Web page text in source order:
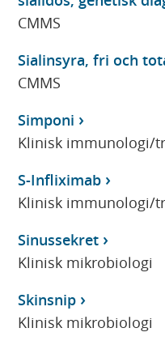
CMMS
Sialinsyra, fri och
CMMS
Simponi
Klinisk immunologi/
S-Infliximab
Klinisk immunologi/
Sinussekret
Klinisk mikrobiologi
Skinsnip
Klinisk mikrobiologi